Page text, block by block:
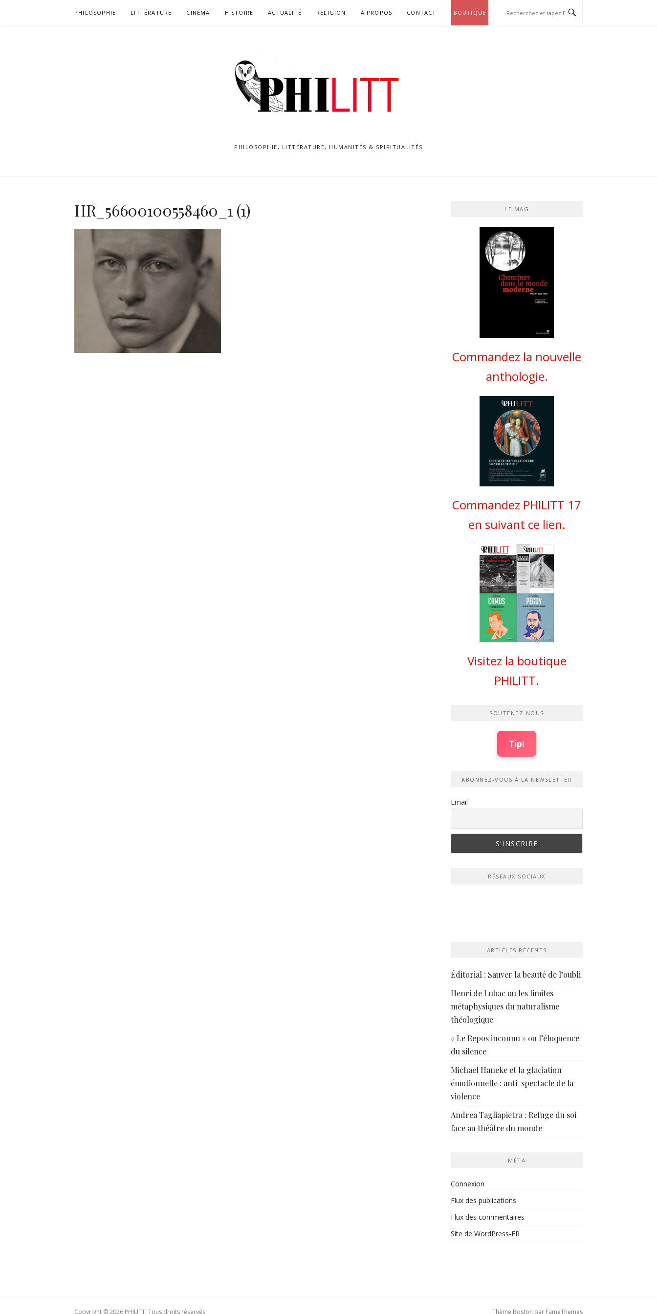
PHILOSOPHIE LITTÉRATURE CINÉMA HISTOIRE ACTUALITÉ RELIGION À PROPOS CONTACT BOUTIQUE
PHILOSOPHIE, LITTÉRATURE, HUMANITÉS & SPIRITUALITÉS
HR_56600100558460_1 (1) LE MAG
Commandez la nouvelle
anthologie.
Commandez PHILITT 17
en suivant ce lien.
Visitez la boutique
PHILITT.
SOUTENEZ-NOUS
Tip!
ABONNEZ-VOUS À LA NEWSLETTER
Email
RÉSEAUX SOCIAUX
ARTICLES RÉCENTS
Éditorial : Sauver la beauté de l’oubli
Henri de Lubac ou les limites
métaphysiques du naturalisme
théologique
« Le Repos inconnu » ou l’éloquence
du silence
Michael Haneke et la glaciation
émotionnelle : anti-spectacle de la
violence
Andrea Tagliapietra : Refuge du soi
face au théâtre du monde
MÉTA
Connexion
Flux des publications
Flux des commentaires
Site de WordPress-FR
Copyright © 2026 PHILITT. Tous droits réservés. Thème Boston par FameThemes